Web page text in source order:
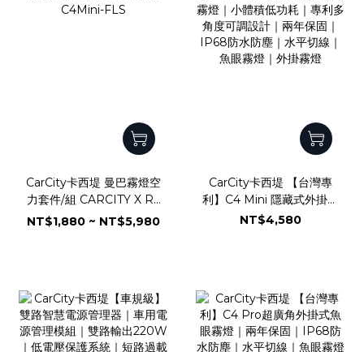
CarCity卡西堤 曼巴霧燈空
力套件/組 CARCITY X R2
C4Mini-FLS
NT$1,880 ~ NT$5,980
CarCity卡西堤 【台灣專
利】C4 Mini 隱藏式外掛魚
眼霧燈｜小體積低功耗｜專
NT$4,580